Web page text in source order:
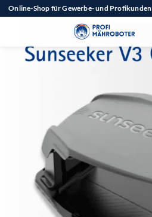
Online-Shop für Gewerbe- und Profikunden